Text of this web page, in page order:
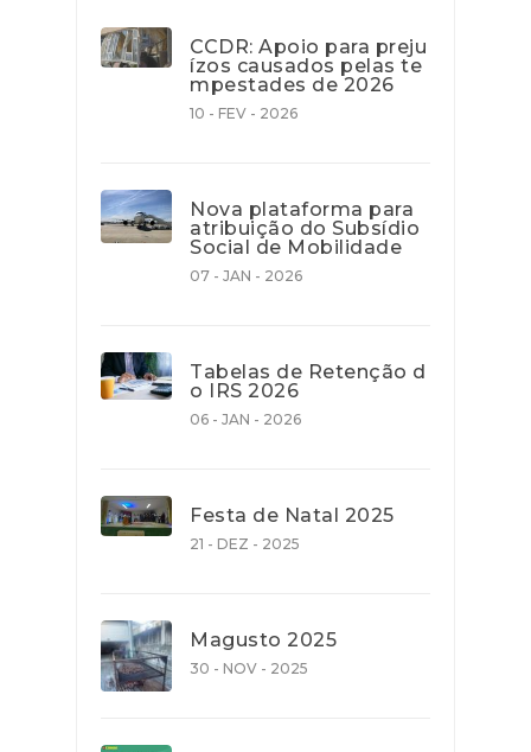
CCDR: Apoio para preju
ízos causados pelas te
mpestades de 2026
10 - FEV - 2026
Nova plataforma para
atribuição do Subsídio
Social de Mobilidade
07 - JAN - 2026
Tabelas de Retenção d
o IRS 2026
06 - JAN - 2026
Festa de Natal 2025
21 - DEZ - 2025
Magusto 2025
30 - NOV - 2025